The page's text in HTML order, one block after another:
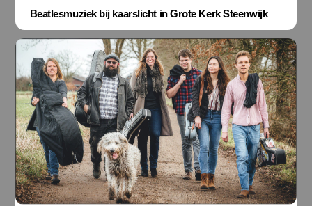
Beatlesmuziek bij kaarslicht in Grote Kerk Steenwijk